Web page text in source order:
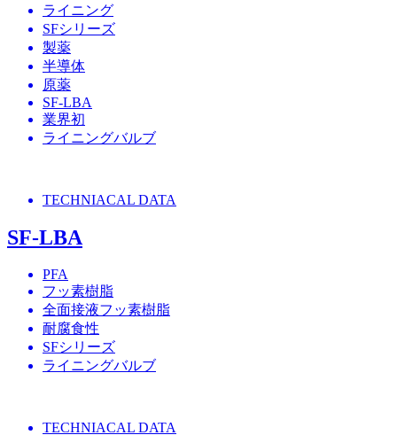
ライニング
SFシリーズ
製薬
半導体
原薬
SF-LBA
業界初
ライニングバルブ
TECHNIACAL DATA
SF-LBA
PFA
フッ素樹脂
全面接液フッ素樹脂
耐腐食性
SFシリーズ
ライニングバルブ
TECHNIACAL DATA